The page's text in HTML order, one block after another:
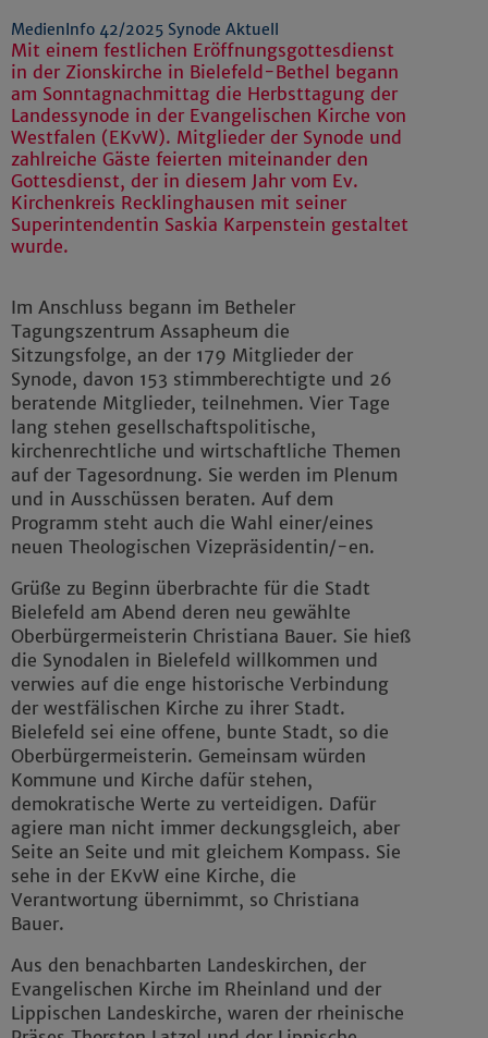
MedienInfo 42/2025 Synode Aktuell
Mit einem festlichen Eröffnungsgottesdienst
in der Zionskirche in Bielefeld-Bethel begann
am Sonntagnachmittag die Herbsttagung der
Landessynode in der Evangelischen Kirche von
Westfalen (EKvW). Mitglieder der Synode und
zahlreiche Gäste feierten miteinander den
Gottesdienst, der in diesem Jahr vom Ev.
Kirchenkreis Recklinghausen mit seiner
Superintendentin Saskia Karpenstein gestaltet
wurde.
Im Anschluss begann im Betheler
Tagungszentrum Assapheum die
Sitzungsfolge, an der 179 Mitglieder der
Synode, davon 153 stimmberechtigte und 26
beratende Mitglieder, teilnehmen. Vier Tage
lang stehen gesellschaftspolitische,
kirchenrechtliche und wirtschaftliche Themen
auf der Tagesordnung. Sie werden im Plenum
und in Ausschüssen beraten. Auf dem
Programm steht auch die Wahl einer/eines
neuen Theologischen Vizepräsidentin/-en.
Grüße zu Beginn überbrachte für die Stadt
Bielefeld am Abend deren neu gewählte
Oberbürgermeisterin Christiana Bauer. Sie hieß
die Synodalen in Bielefeld willkommen und
verwies auf die enge historische Verbindung
der westfälischen Kirche zu ihrer Stadt.
Bielefeld sei eine offene, bunte Stadt, so die
Oberbürgermeisterin. Gemeinsam würden
Kommune und Kirche dafür stehen,
demokratische Werte zu verteidigen. Dafür
agiere man nicht immer deckungsgleich, aber
Seite an Seite und mit gleichem Kompass. Sie
sehe in der EKvW eine Kirche, die
Verantwortung übernimmt, so Christiana
Bauer.
Aus den benachbarten Landeskirchen, der
Evangelischen Kirche im Rheinland und der
Lippischen Landeskirche, waren der rheinische